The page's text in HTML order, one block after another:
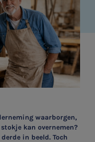
waarborgen,
kan overnemen?
in beeld. Toch